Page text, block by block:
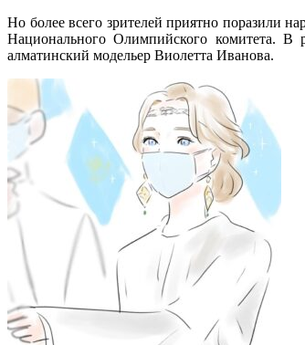
Но более всего зрителей приятно поразили
Национального Олимпийского комитета. В
алматинский модельер Виолетта Иванова.